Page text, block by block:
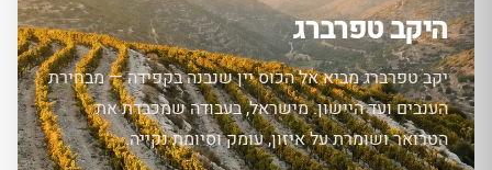
היקב טפרברג
יקב טפרברג מביא אל הכוס יין שנבנה בקפידה — מבחירת
הענבים ועד היישון. מישראל, בעבודה שמכבדת את
הטרואר ושומרת על איזון, עומק וסיומת נקייה.